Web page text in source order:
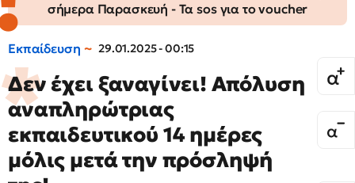
σήμερα Παρασκευή - Τα sos για το voucher
Εκπαίδευση 29.01.2025 - 00:15
Δεν έχει ξαναγίνει! Απόλυση
αναπληρώτριας
εκπαιδευτικού 14 ημέρες
μόλις μετά την πρόσληψή